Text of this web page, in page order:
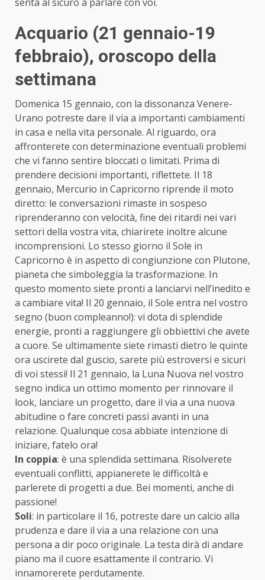
Acquario (21 gennaio-19
febbraio), oroscopo della
settimana
Domenica 15 gennaio, con la dissonanza Venere-
Urano potreste dare il via a importanti cambiamenti
in casa e nella vita personale. Al riguardo, ora
affronterete con determinazione eventuali problemi
che vi fanno sentire bloccati o limitati. Prima di
prendere decisioni importanti, riflettete. Il 18
gennaio, Mercurio in Capricorno riprende il moto
diretto: le conversazioni rimaste in sospeso
riprenderanno con velocità, fine dei ritardi nei vari
settori della vostra vita, chiarirete inoltre alcune
incomprensioni. Lo stesso giorno il Sole in
Capricorno è in aspetto di congiunzione con Plutone,
pianeta che simboleggia la trasformazione. In
questo momento siete pronti a lanciarvi nell’inedito e
a cambiare vita! Il 20 gennaio, il Sole entra nel vostro
segno (buon compleanno!): vi dota di splendide
energie, pronti a raggiungere gli obbiettivi che avete
a cuore. Se ultimamente siete rimasti dietro le quinte
ora uscirete dal guscio, sarete più estroversi e sicuri
di voi stessi! Il 21 gennaio, la Luna Nuova nel vostro
segno indica un ottimo momento per rinnovare il
look, lanciare un progetto, dare il via a una nuova
abitudine o fare concreti passi avanti in una
relazione. Qualunque cosa abbiate intenzione di
iniziare, fatelo ora!
In coppia: è una splendida settimana. Risolverete
eventuali conflitti, appianerete le difficoltà e
parlerete di progetti a due. Bei momenti, anche di
passione!
Soli: in particolare il 16, potreste dare un calcio alla
prudenza e dare il via a una relazione con una
persona a dir poco originale. La testa dirà di andare
piano ma il cuore esattamente il contrario. Vi
innamorerete perdutamente.